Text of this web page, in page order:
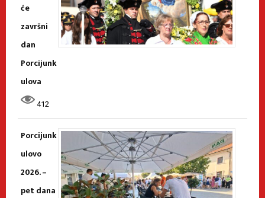
će
završni
dan
Porcijunk
ulova
412
Porcijunk
ulovo
2026. –
pet dana